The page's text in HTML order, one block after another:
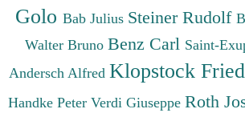
Golo Bab Julius Steiner Rudolf
Walter Bruno Benz Carl Saint-
Andersch Alfred Klopstock
Handke Peter Verdi Giuseppe Roth